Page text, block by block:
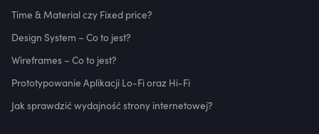
Time & Material czy Fixed price?
Design System – Co to jest?
Wireframes – Co to jest?
Prototypowanie Aplikacji Lo-Fi oraz Hi-Fi
Jak sprawdzić wydajność strony internetowej?